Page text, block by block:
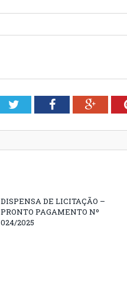
TwitterFacebook
DISPENSA DE LICITAÇÃO –
PRONTO PAGAMENTO Nº
024/2025